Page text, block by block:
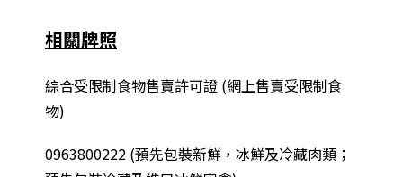
相關牌照
綜合受限制食物售賣許可證 (網上售賣受限制食
物)
0963800222 (預先包裝新鮮，冰鮮及冷藏肉類；